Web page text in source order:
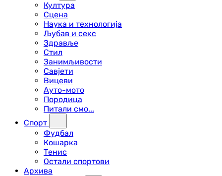
Култура
Сцена
Наука и технологија
Љубав и секс
Здравље
Стил
Занимљивости
Савјети
Вицеви
Ауто-мото
Породица
Питали смо...
Спорт
Фудбал
Кошарка
Тенис
Остали спортови
Архива